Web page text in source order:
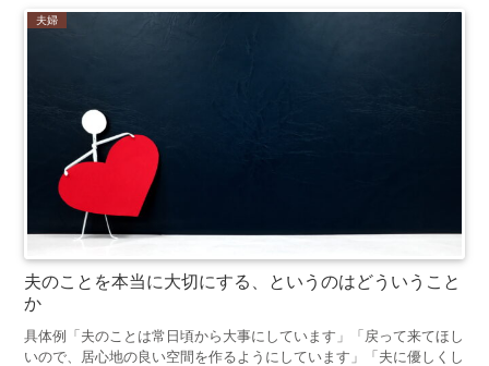
夫婦
夫のことを本当に大切にする、というのはどういうこと
か
具体例「夫のことは常日頃から大事にしています」「戻って来てほし
いので、居心地の良い空間を作るようにしています」「夫に優しくし